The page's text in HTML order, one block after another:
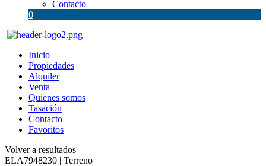
Contacto
0
Inicio
Propiedades
Alquiler
Venta
Quienes somos
Tasación
Contacto
Favoritos
Volver a resultados
ELA7948230 | Terreno